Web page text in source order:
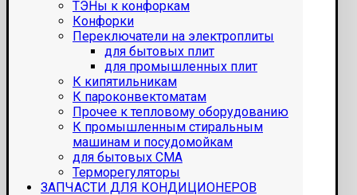
ТЭНы к конфоркам
Конфорки
Переключатели на электроплиты
для бытовых плит
для промышленных плит
К кипятильникам
К пароконвектоматам
Прочее к тепловому оборудованию
К промышленным стиральным
машинам и посудомойкам
для бытовых СМА
Терморегуляторы
ЗАПЧАСТИ ДЛЯ КОНДИЦИОНЕРОВ